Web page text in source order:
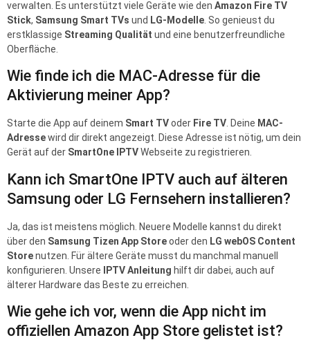
verwalten. Es unterstützt viele Geräte wie den Amazon Fire TV
Stick, Samsung Smart TVs und LG-Modelle . So genieust du
erstklassige Streaming Qualität und eine benutzerfreundliche
Oberfläche.
Wie finde ich die MAC-Adresse für die
Aktivierung meiner App?
Starte die App auf deinem Smart TVoder Fire TV . Deine MAC-
Adressewird dir direkt angezeigt. Diese Adresse ist nötig, um dein
Gerät auf der SmartOne IPTVWebseite zu registrieren.
Kann ich SmartOne IPTV auch auf älteren
Samsung oder LG Fernsehern installieren?
Ja, das ist meistens möglich. Neuere Modelle kannst du direkt
über den Samsung Tizen App Storeoder den LG webOS Content
Storenutzen. Für ältere Geräte musst du manchmal manuell
konfigurieren. Unsere IPTV Anleitung hilft dir dabei, auch auf
älterer Hardware das Beste zu erreichen.
Wie gehe ich vor, wenn die App nicht im
offiziellen Amazon App Store gelistet ist?